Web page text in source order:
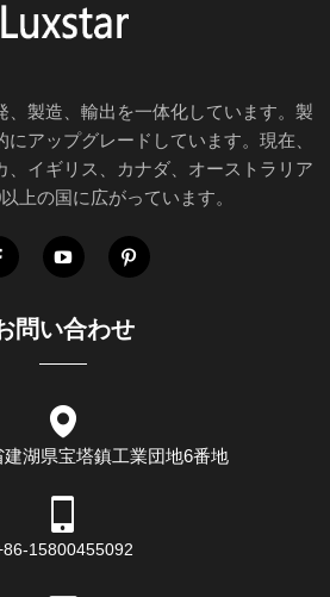
、製造、輸出を一体化しています。製
アップグレードしています。現在、
、イギリス、カナダ、オーストラリア
上の国に広がっています。
問い合わせ
湖県宝塔鎮工業団地6番地
15800455092